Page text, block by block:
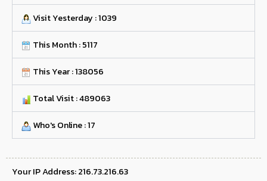
Visit Yesterday : 1039
This Month : 5117
This Year : 138056
Total Visit : 489063
Who's Online : 17
Your IP Address: 216.73.216.63